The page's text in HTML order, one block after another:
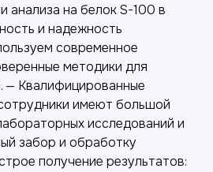
анализа на белок S-100 в
и надежность
современное
методики для
— Квалифицированные
имеют большой
исследований и
забор и обработку
получение результатов: